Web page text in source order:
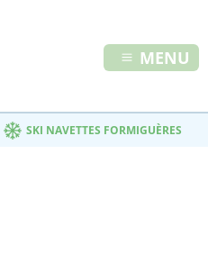
MENU
SKI NAVETTES FORMIGUÈRES